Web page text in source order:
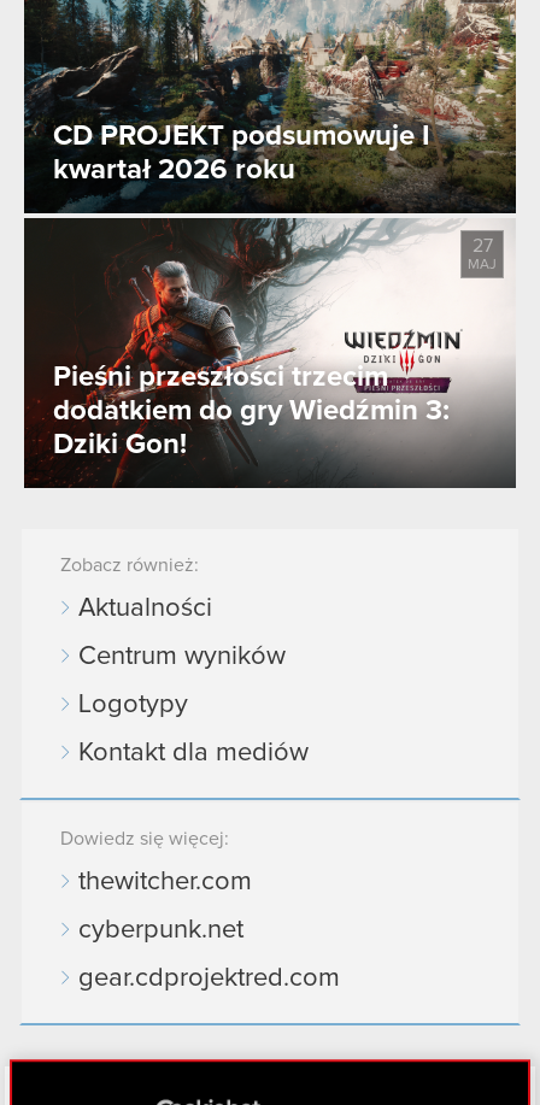
CD PROJEKT podsumowuje I
kwartał 2026 roku
Pieśni przeszłości trzecim
dodatkiem do gry Wiedźmin 3:
Dziki Gon!
27
MAJ
Zobacz również:
Aktualności
Centrum wyników
Logotypy
Kontakt dla mediów
Dowiedz się więcej:
thewitcher.com
cyberpunk.net
gear.cdprojektred.com